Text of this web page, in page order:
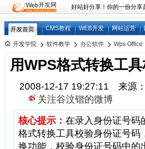
好站好分享！你的一份分享
开发首页 CMS教程 WEB开发 网站运营
开发学院 软件教学 办公软件 Wps Office
用WPS格式转换工
2008-12-17 19:27:11 来源
关注谷汶锴的微博
核心提示： 在录入身份证号码
格式转换工具校验身份证号
换功能，校验身份证号码中的